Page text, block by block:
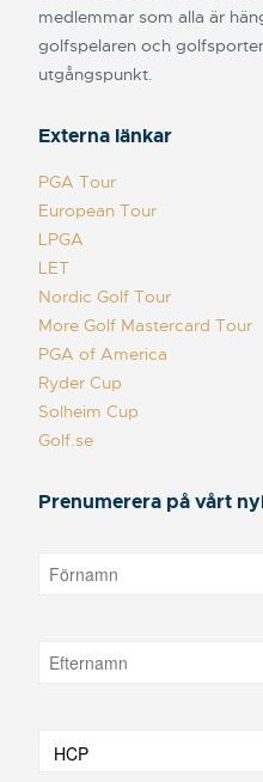
medlemmar som alla är
golfspelaren och
utgångspunkt.
Externa länkar
PGA Tour
European Tour
LPGA
LET
Nordic Golf Tour
More Golf Mastercard Tour
PGA of America
Ryder Cup
Solheim Cup
Golf.se
Prenumerera på vårt